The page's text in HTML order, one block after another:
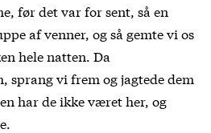
før det var for sent, så en
af venner, og så gemte vi os
hele natten. Da
sprang vi frem og jagtede dem
har de ikke været her, og